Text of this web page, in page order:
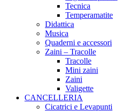
Tecnica
Temperamatite
Didattica
Musica
Quaderni e accessori
Zaini – Tracolle
Tracolle
Mini zaini
Zaini
Valigette
CANCELLERIA
Cicatrici e Levapunti